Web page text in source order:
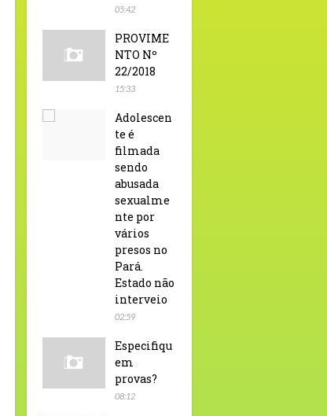
05:42
PROVIME
NTO Nº
22/2018
15:33
Adolescen
te é
filmada
sendo
abusada
sexualme
nte por
vários
presos no
Pará.
Estado não
interveio
02:59
Especifiqu
em
provas?
08:12